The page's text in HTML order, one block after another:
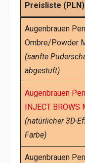
Preisliste (PLN)
Augenbrauen
Ombre/Powder
(sanfte
abgestuft)
Augenbrauen
INJECT BROWS
(natürlicher 3D-
Farbe)
Augenbrauen